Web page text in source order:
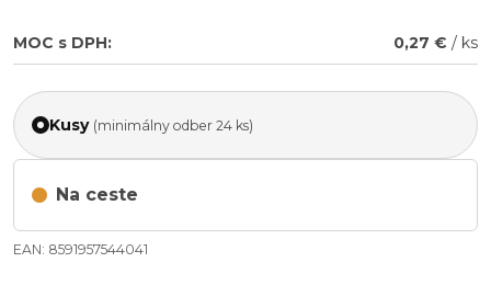
MOC s DPH: 0,27 € / ks
Kusy (minimálny odber 24 ks)
Na ceste
EAN: 8591957544041